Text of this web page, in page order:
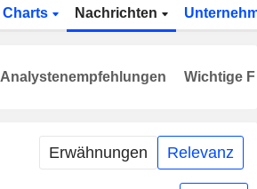
Charts Nachrichten
Erwähnungen Relevanz
Analystenempfehlungen Wichtige